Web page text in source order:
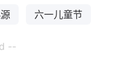
六一儿童节
--